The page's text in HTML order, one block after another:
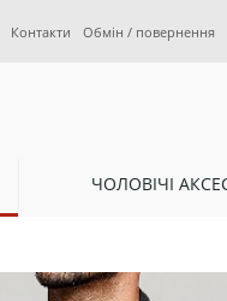
Контакти Обмін / повернення
ЧОЛОВІЧІ